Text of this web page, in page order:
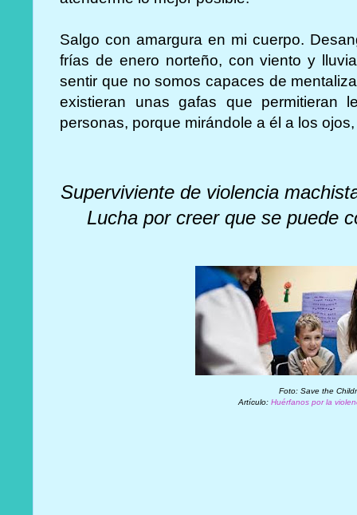
Salgo con amargura en mi cuerpo.
frías de enero norteño, con viento y
sentir que no somos capaces de
existieran unas gafas que permitieran
personas, porque mirándole a él a los
Superviviente de violencia
Lucha por creer que se puede
Foto: Save the
Artículo: Huérfanos por la